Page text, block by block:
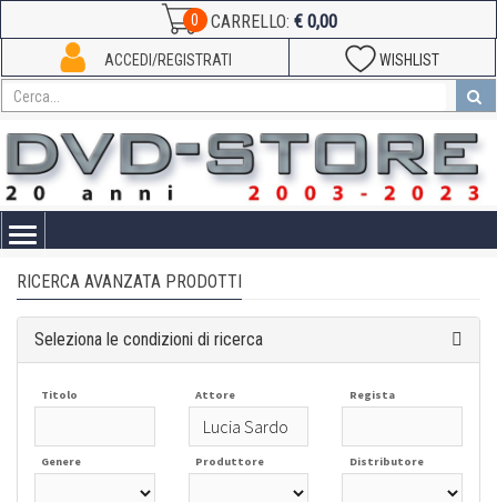
0 CARRELLO: € 0,00
WISHLIST
ACCEDI/REGISTRATI
Toggle
RICERCA AVANZATA PRODOTTI
Seleziona le condizioni di ricerca
Titolo Attore Regista
Genere Produttore Distributore